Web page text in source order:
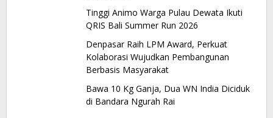
Tinggi Animo Warga Pulau Dewata Ikuti
QRIS Bali Summer Run 2026
Denpasar Raih LPM Award, Perkuat
Kolaborasi Wujudkan Pembangunan
Berbasis Masyarakat
Bawa 10 Kg Ganja, Dua WN India Diciduk
di Bandara Ngurah Rai